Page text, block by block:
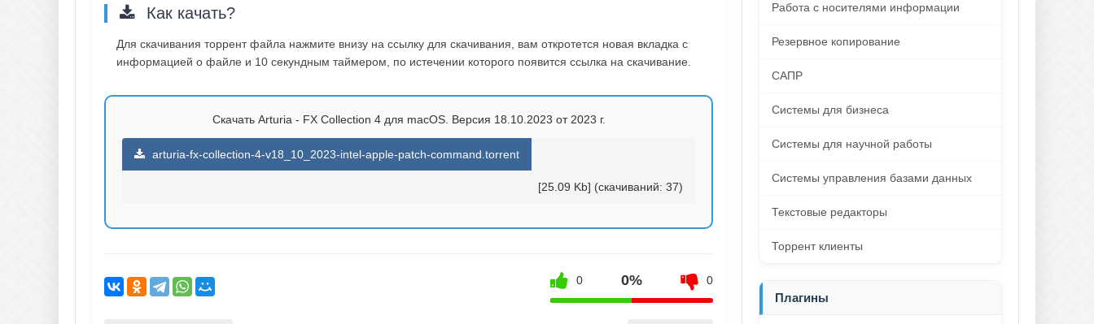
Как качать?
Для скачивания торрент файла нажмите внизу на ссылку для скачивания, вам откротется новая вкладка с
информацией о файле и 10 секундным таймером, по истечении которого появится ссылка на скачивание.
Скачать Arturia - FX Collection 4 для macOS. Версия 18.10.2023 от 2023 г.
arturia-fx-collection-4-v18_10_2023-intel-apple-patch-command.torrent
[25.09 Kb] (cкачиваний: 37)
0 0% 0
Работа с носителями информации
Резервное копирование
САПР
Системы для бизнеса
Системы для научной работы
Системы управления базами данных
Текстовые редакторы
Торрент клиенты
Плагины